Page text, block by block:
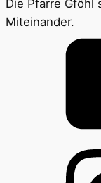
Die Pfarre Gföhl
Miteinander.